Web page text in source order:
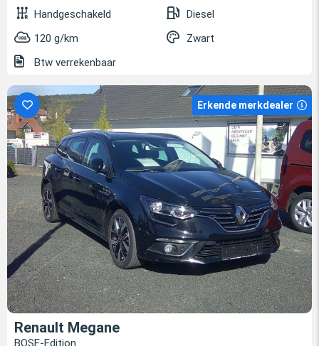
Handgeschakeld
Diesel
120 g/km
Zwart
Btw verrekenbaar
Erkende merkdealer
Renault Megane
BOSE-Edition